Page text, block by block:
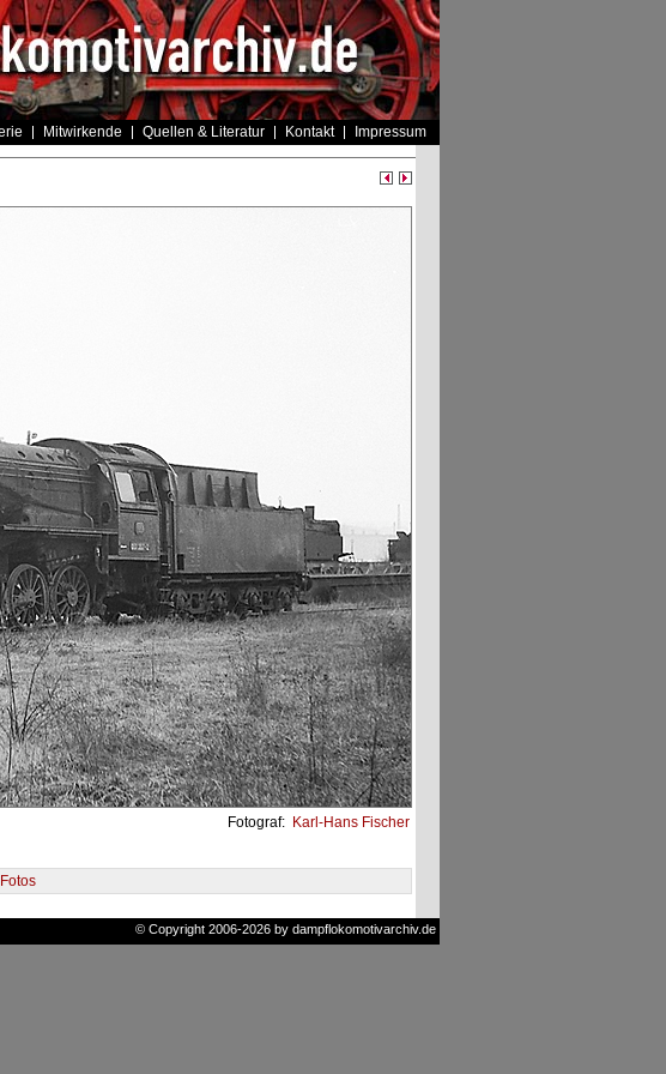
Mitwirkende Quellen & Literatur Kontakt Impressum
Fotograf: Karl-Hans Fischer
© Copyright 2006-2026 by dampflokomotivarchiv.de